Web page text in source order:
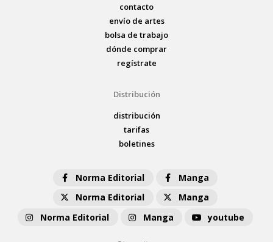
contacto
envío de artes
bolsa de trabajo
dónde comprar
regístrate
Distribución
distribución
tarifas
boletines
Norma Editorial
Manga
Norma Editorial
Manga
Norma Editorial
Manga youtube